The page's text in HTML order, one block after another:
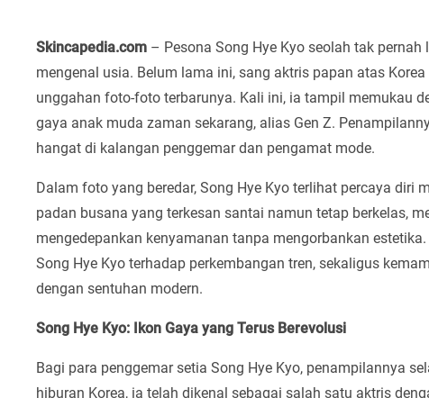
Skincapedia.com – Pesona Song Hye Kyo seolah tak
mengenal usia. Belum lama ini, sang aktris papan atas
unggahan foto-foto terbarunya. Kali ini, ia tampil memukau
gaya anak muda zaman sekarang, alias Gen Z.
hangat di kalangan penggemar dan pengamat mode.
Dalam foto yang beredar, Song Hye Kyo terlihat percaya diri
padan busana yang terkesan santai namun tetap berkelas,
mengedepankan kenyamanan tanpa mengorbankan
Song Hye Kyo terhadap perkembangan tren, sekaligus
dengan sentuhan modern.
Song Hye Kyo: Ikon Gaya yang Terus Berevolusi
Bagi para penggemar setia Song Hye Kyo, penampilannya
hiburan Korea, ia telah dikenal sebagai salah satu aktris